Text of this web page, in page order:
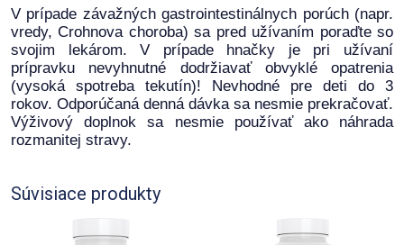
V prípade závažných gastrointestinálnych porúch (napr.
vredy, Crohnova choroba) sa pred užívaním poraďte so
svojim lekárom. V prípade hnačky je pri užívaní
prípravku nevyhnutné dodržiavať obvyklé opatrenia
(vysoká spotreba tekutín)! Nevhodné pre deti do 3
rokov. Odporúčaná denná dávka sa nesmie prekračovať.
Výživový doplnok sa nesmie používať ako náhrada
rozmanitej stravy.
Súvisiace produkty